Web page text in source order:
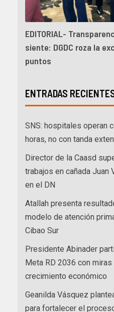
EDITORIAL-
siente: DGDC roza la
puntos
ENTRADAS
SNS: hospitales operan
horas, no con tanda
Director de la Caasd
trabajos en cañada Juan
en el DN
Atallah presenta
modelo de atención
Cibao Sur
Presidente Abinader
Meta RD 2036 con miras
crecimiento económico
Geanilda Vásquez
para fortalecer el